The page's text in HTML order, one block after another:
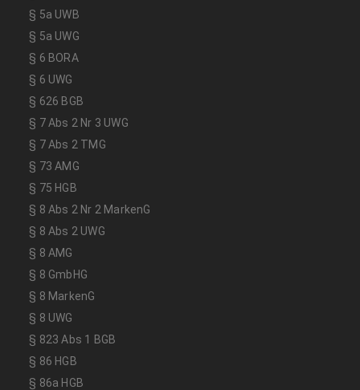
§ 5a UWB
§ 5a UWG
§ 6 BORA
§ 6 UWG
§ 626 BGB
§ 7 Abs 2 Nr 3 UWG
§ 7 Abs 2 TMG
§ 73 AMG
§ 75 HGB
§ 8 Abs 2 Nr 2 MarkenG
§ 8 Abs 2 UWG
§ 8 AMG
§ 8 GmbHG
§ 8 MarkenG
§ 8 UWG
§ 823 Abs 1 BGB
§ 86 HGB
§ 86a HGB